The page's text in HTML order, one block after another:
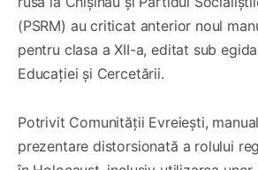
(PSRM) au criticat anterior noul
pentru clasa a XII-a, editat sub
Educației și Cercetării.
Potrivit Comunității Evreiești,
prezentare distorsionată a rolului